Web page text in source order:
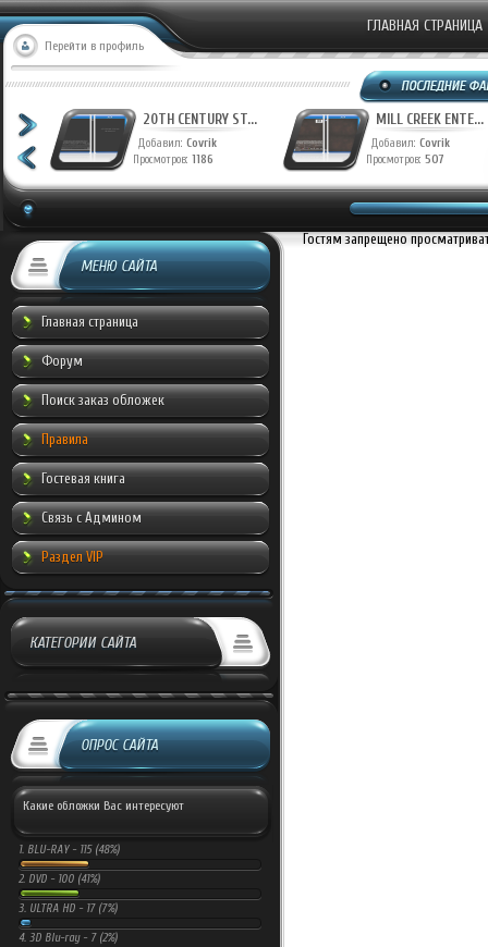
Перейти в профиль
ГЛАВНАЯ СТРАНИЦА
20TH CENTURY ST...
Добавил: Covrik
Просмотров: 1186
MILL CREEK ENTE...
Добавил: Covrik
Просмотров: 507
МЕНЮ САЙТА
Главная страница
Форум
Поиск заказ обложек
Правила
Гостевая книга
Связь с Админом
Раздел VIP
КАТЕГОРИИ САЙТА
ОПРОС САЙТА
Какие обложки Вас интересуют
1. BLU-RAY - 115 (48%)
2. DVD - 100 (41%)
3. ULTRA HD - 17 (7%)
4. 3D Blu-ray - 7 (2%)
Гостям запрещено